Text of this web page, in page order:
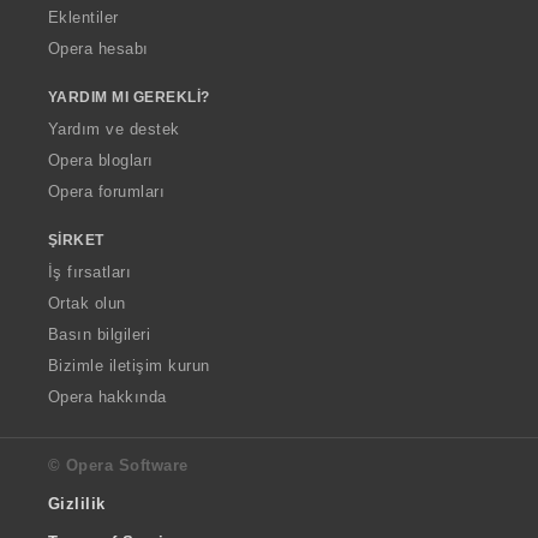
Eklentiler
Opera hesabı
YARDIM MI GEREKLI?
Yardım ve destek
Opera blogları
Opera forumları
ŞIRKET
İş fırsatları
Ortak olun
Basın bilgileri
Bizimle iletişim kurun
Opera hakkında
© Opera Software
Gizlilik